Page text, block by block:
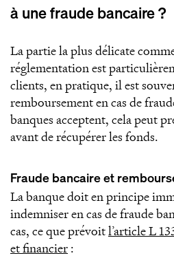
à une fraude bancaire ?
La partie la plus délicate
réglementation est
clients, en pratique, il est
remboursement en cas de
banques acceptent, cela peut
avant de récupérer les fonds.
Fraude bancaire et
La banque doit en principe
indemniser en cas de fraude
cas, ce que prévoitl’article L
et financier :